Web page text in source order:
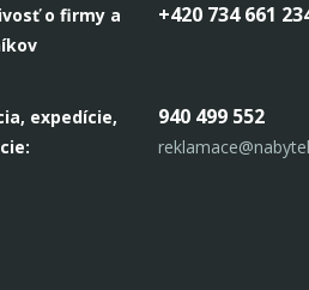
o firmy a
+420 734 661
expedície,
940 499 552